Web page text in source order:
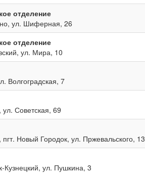
отделение
ул. Шиферная, 26
отделение
ул. Мира, 10
Волгоградская, 7
Советская, 69
Новый Городок, ул. Пржевальского, 13
Кузнецкий, ул. Пушкина, 3